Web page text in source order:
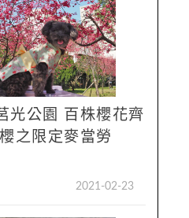
光公園 百株櫻花齊
之限定麥當勞
2021-02-23